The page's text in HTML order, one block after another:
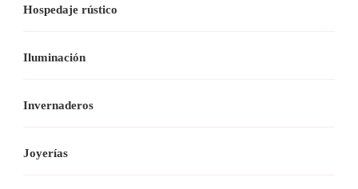
Hospedaje rústico
Iluminación
Invernaderos
Joyerías